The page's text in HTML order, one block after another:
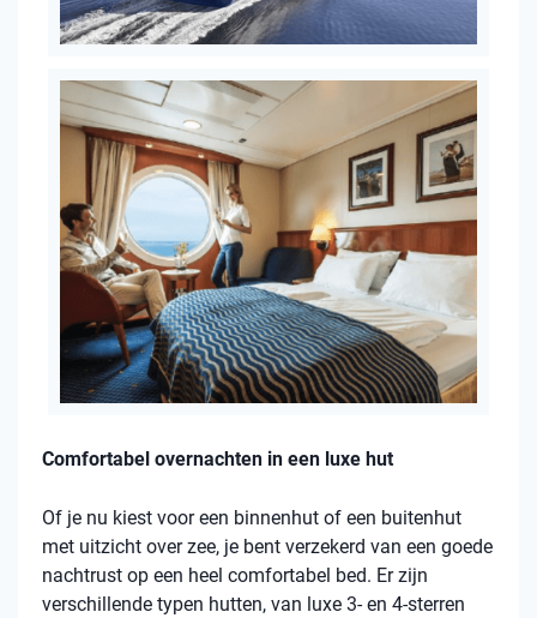
Comfortabel overnachten in een luxe hut
Of je nu kiest voor een binnenhut of een buitenhut
met uitzicht over zee, je bent verzekerd van een goede
nachtrust op een heel comfortabel bed. Er zijn
verschillende typen hutten, van luxe 3- en 4-sterren